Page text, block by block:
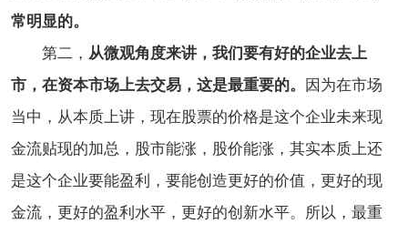
常明显的。
第二， 从微观角度来讲，我们要有好的企业去上
市，在资本市场上去交易，这是最重要的。
因为在市场
当中，从本质上讲，现在股票的价格是这个企业未来现
金流贴现的加总，股市能涨，股价能涨，其实本质上还
是这个企业要能盈利，要能创造更好的价值，更好的现
金流，更好的盈利水平，更好的创新水平。所以，最重